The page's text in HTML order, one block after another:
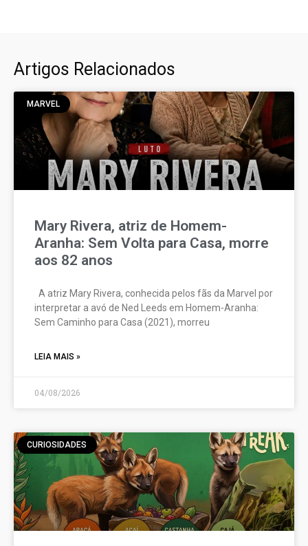
Artigos Relacionados
MARVEL
Mary Rivera, atriz de Homem-
Aranha: Sem Volta para Casa, morre
aos 82 anos
A atriz Mary Rivera, conhecida pelos fãs da Marvel por
interpretar a avó de Ned Leeds em Homem-Aranha:
Sem Caminho para Casa (2021), morreu
LEIA MAIS »
04/08/2026
CURIOSIDADES